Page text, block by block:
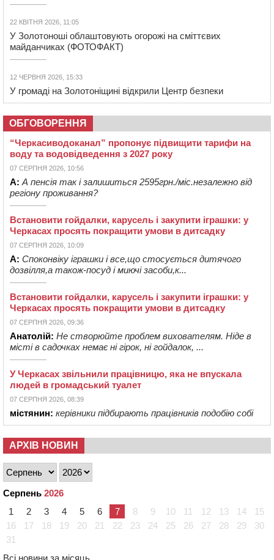
22 КВІТНЯ 2026, 11:05
У Золотоноші облаштовують огорожі на сміттєвих
майданчиках (ФОТОФАКТ)
12 ЧЕРВНЯ 2026, 15:33
У громаді на Золотоніщині відкрили Центр безпеки
ОБГОВОРЕННЯ
“Черкасиводоканал” пропонує підвищити тарифи на
воду та водовідведення з 2027 року
07 СЕРПНЯ 2026, 10:56
А: А пенсія так і залишиться 2595грн./міс.незалежно від
регіону проживання?
Встановити гойдалки, карусель і закупити іграшки: у
Черкасах просять покращити умови в дитсадку
07 СЕРПНЯ 2026, 10:09
А: Споконвіку іграшки і все,що стосується дитячого
дозвілля,а також-посуд і миючі засоби,к...
Встановити гойдалки, карусель і закупити іграшки: у
Черкасах просять покращити умови в дитсадку
07 СЕРПНЯ 2026, 09:36
Анатолій: Не створюйте проблем вихователям. Ніде в
місті в садочках немає ні гірок, ні гойдалок, ...
У Черкасах звільнили працівницю, яка не впускала
людей в громадський туалет
07 СЕРПНЯ 2026, 08:39
містянин: керівники підбирають працівників подобію собі
АРХІВ НОВИН
Серпень 2026
1
2 3 4 5 6 7 8 9 10 11 12 13 14
15
16
17 18 19 20 21 22 23 24 25 26 27 28 29
30
31